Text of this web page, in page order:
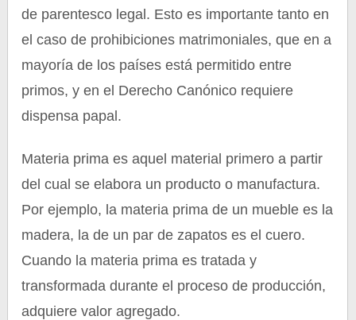
de parentesco legal. Esto es importante tanto en
el caso de prohibiciones matrimoniales, que en a
mayoría de los países está permitido entre
primos, y en el Derecho Canónico requiere
dispensa papal.
Materia prima es aquel material primero a partir
del cual se elabora un producto o manufactura.
Por ejemplo, la materia prima de un mueble es la
madera, la de un par de zapatos es el cuero.
Cuando la materia prima es tratada y
transformada durante el proceso de producción,
adquiere valor agregado.